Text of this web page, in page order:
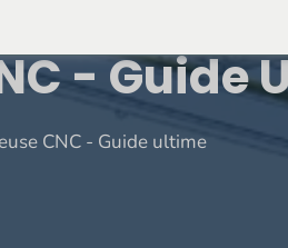
- Guide
CNC - Guide ultime